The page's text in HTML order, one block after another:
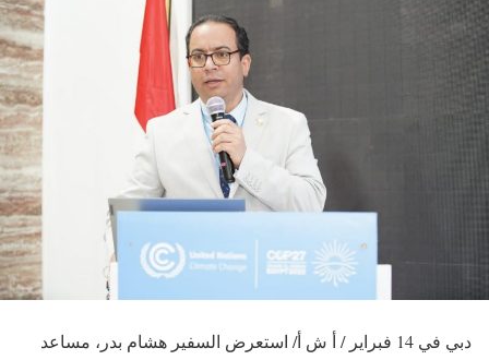
دبي في 14 فبراير / أ ش أ/ استعرض السفير هشام بدر، مساعد